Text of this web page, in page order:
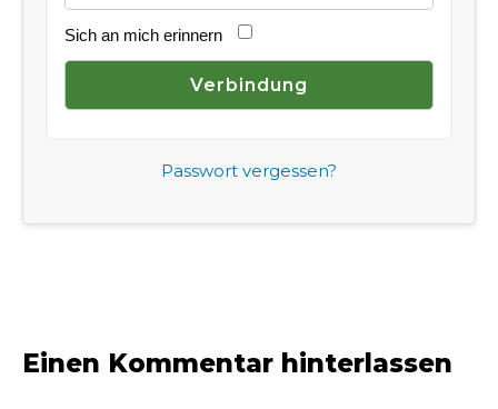
Sich an mich erinnern
Passwort vergessen?
Einen Kommentar hinterlassen